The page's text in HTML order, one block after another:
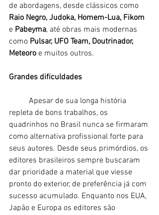
de abordagens, desde clássicos como
Raio Negro, Judoka, Homem-Lua, Fikom
e Pabeyma, até obras mais modernas
como Pulsar, UFO Team, Doutrinador,
Meteoro e muitos outros.
Grandes dificuldades
repleta de bons trabalhos, os
quadrinhos no Brasil nunca se firmaram
como alternativa profissional forte para
seus autores. Desde seus primórdios, os
editores brasileiros sempre buscaram
dar prioridade a material que viesse
pronto do exterior, de preferência já com
sucesso acumulado. Enquanto nos EUA,
Japão e Europa os editores são